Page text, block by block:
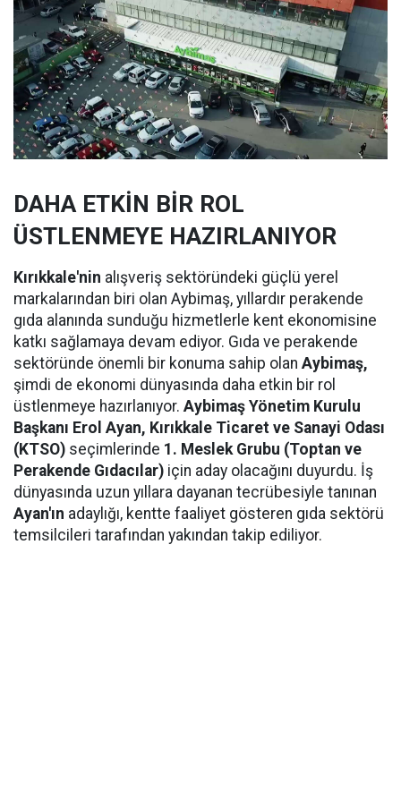
DAHA ETKİN BİR ROL
ÜSTLENMEYE HAZIRLANIYOR
Kırıkkale'nin alışveriş sektöründeki güçlü yerel
markalarından biri olan Aybimaş, yıllardır perakende
gıda alanında sunduğu hizmetlerle kent ekonomisine
katkı sağlamaya devam ediyor. Gıda ve perakende
sektöründe önemli bir konuma sahip olan Aybimaş,
şimdi de ekonomi dünyasında daha etkin bir rol
üstlenmeye hazırlanıyor. Aybimaş Yönetim Kurulu
Başkanı Erol Ayan, Kırıkkale Ticaret ve Sanayi Odası
(KTSO) seçimlerinde 1. Meslek Grubu (Toptan ve
Perakende Gıdacılar) için aday olacağını duyurdu. İş
dünyasında uzun yıllara dayanan tecrübesiyle tanınan
Ayan'ın adaylığı, kentte faaliyet gösteren gıda sektörü
temsilcileri tarafından yakından takip ediliyor.